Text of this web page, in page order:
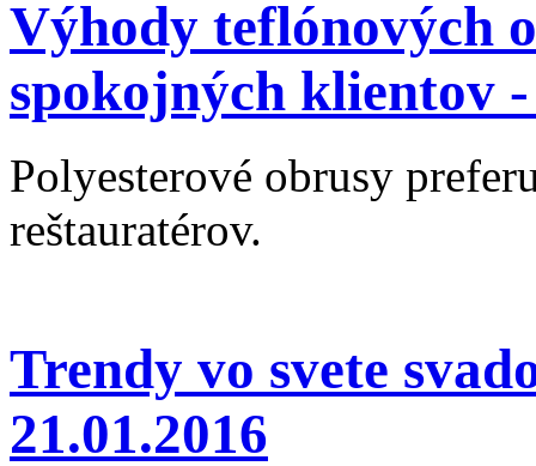
Výhody teflónových
spokojných klientov
Polyesterové obrusy
reštauratérov.
Trendy vo svete
21.01.2016